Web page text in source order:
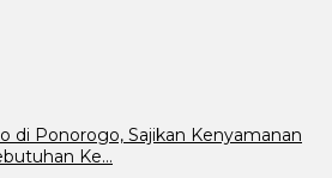
di Ponorogo, Sajikan Kenyamanan
Ke…